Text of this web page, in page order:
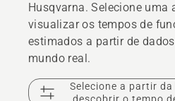
Husqvarna. Selecione uma
visualizar os tempos de
estimados a partir de
mundo real.
Selecione a partir